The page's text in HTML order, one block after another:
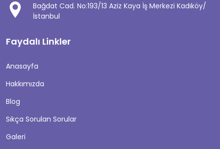
Bağdat Cad. No:193/13 Aziz Kaya İş Merkezi Kadıköy/
İstanbul
Faydalı Linkler
Anasayfa
Hakkımızda
Blog
Sıkça Sorulan Sorular
Galeri